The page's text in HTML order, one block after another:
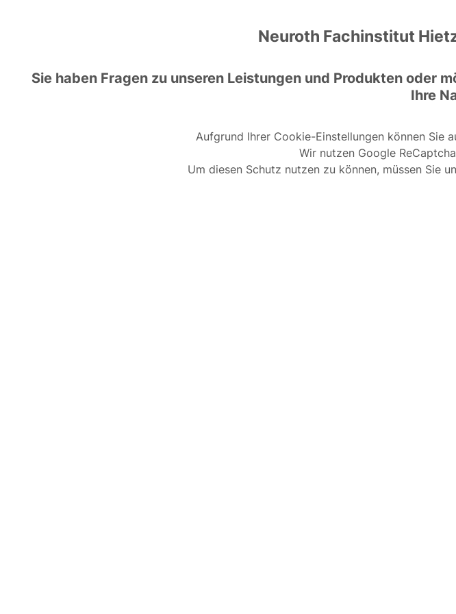
Neuroth Fachinstitut
Sie haben Fragen zu unseren Leistungen und Produkten oder
Ihre
Aufgrund Ihrer Cookie-Einstellungen können Sie
Wir nutzen Google
Um diesen Schutz nutzen zu können, müssen Sie